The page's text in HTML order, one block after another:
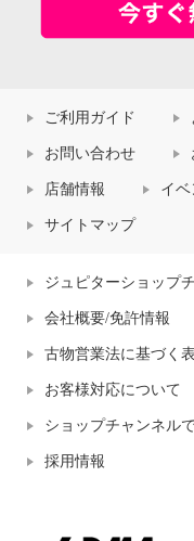
ご利用ガイド
お問い合わせ
店舗情報 イ
サイトマップ
ジュピターショップ
会社概要/免許情報
古物営業法に基づく
お客様対応について
ショップチャンネル
採用情報